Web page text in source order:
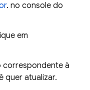
. no console do
em
correspondente à
quer atualizar.